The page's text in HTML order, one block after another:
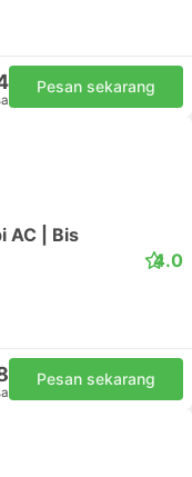
Pesan sekarang
AC | Bis
4.0
Pesan sekarang